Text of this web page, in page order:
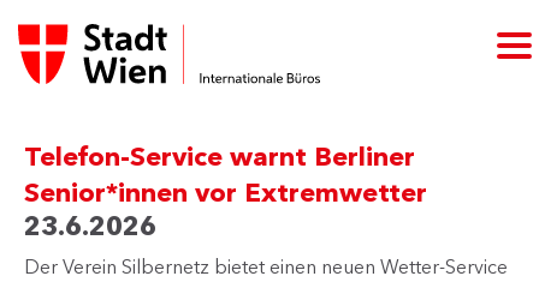
Telefon-Service warnt Berliner
Senior*innen vor Extremwetter
23.6.2026
Der Verein Silbernetz bietet einen neuen Wetter-Service